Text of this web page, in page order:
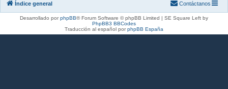
Índice general Contáctanos
Desarrollado porphpBB® Forum Software © phpBB Limited | SE Square Left by
PhpBB3 BBCodes
Traducción al español porphpBB España